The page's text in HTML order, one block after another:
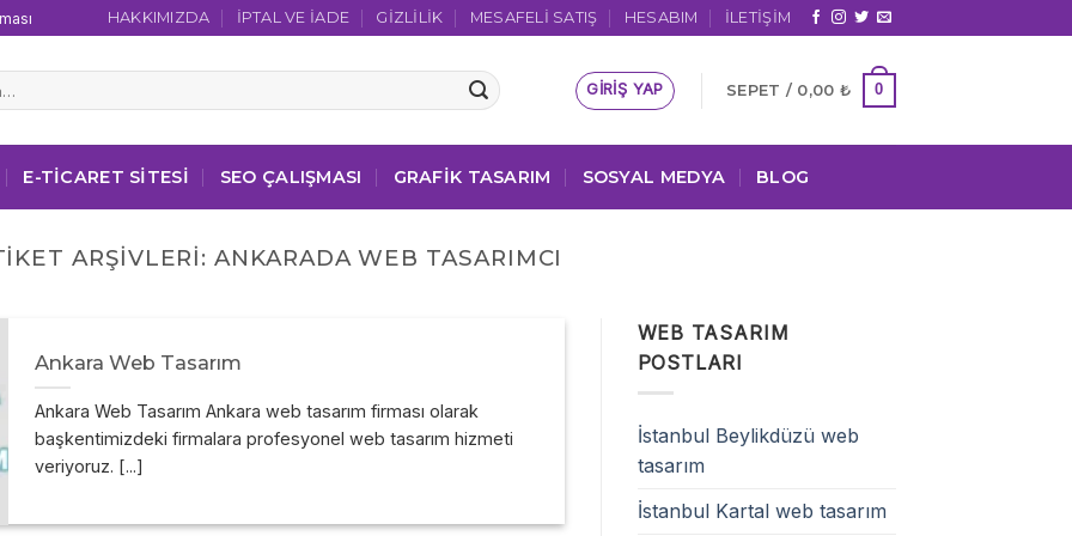
HAKKIMIZDA İPTAL VE İADE GIZLILIK MESAFELI SATIŞ HESABIM İLETIŞIM
GIRIŞ YAP SEPET / 0,00 ₺ 0
E-TICARET SITESI SEO ÇALIŞMASI GRAFIK TASARIM SOSYAL MEDYA BLOG
ARŞIVLERI:ANKARADA WEB TASARIMCI
Ankara Web Tasarım
Ankara Web Tasarım Ankara web tasarım firması olarak
başkentimizdeki firmalara profesyonel web tasarım hizmeti
veriyoruz. [...]
WEB TASARIM
POSTLARI
İstanbul Beylikdüzü web
tasarım
İstanbul Kartal web tasarım